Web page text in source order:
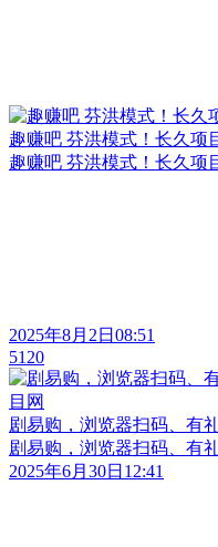
趣赚吧 芬洪模式！长久项
趣赚吧 芬洪模式！长久项
2025年8月2日08:51
5120
剧易购，浏览器扫码、有
剧易购，浏览器扫码、有
2025年6月30日12:41